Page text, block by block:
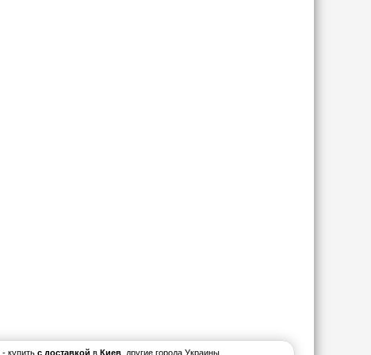
- купить с доставкой в Киев, другие города Украины.